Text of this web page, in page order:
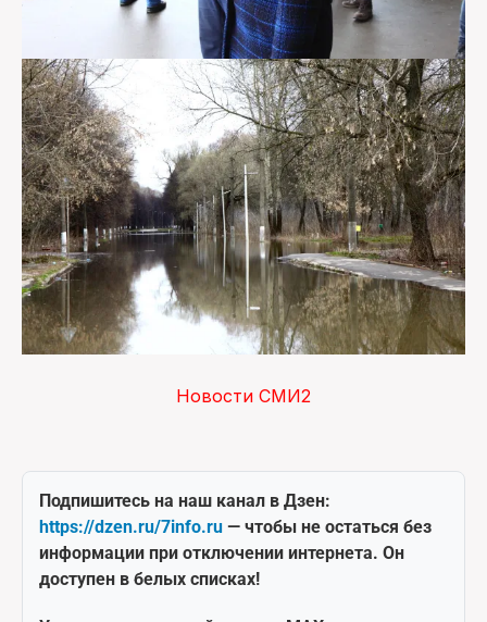
Новости СМИ2
Подпишитесь на наш канал в Дзен:
https://dzen.ru/7info.ru — чтобы не остаться без
информации при отключении интернета. Он
доступен в белых списках!